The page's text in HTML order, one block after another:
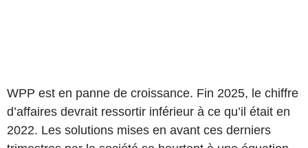
WPP est en panne de croissance. Fin 2025, le chiffre
d’affaires devrait ressortir inférieur à ce qu’il était en
2022. Les solutions mises en avant ces derniers